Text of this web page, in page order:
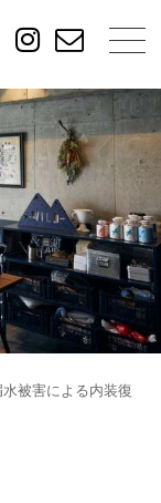
被害による内装復